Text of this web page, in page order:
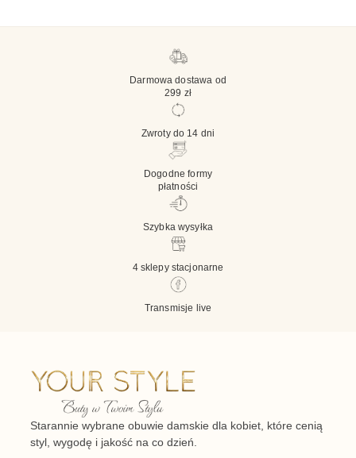
Darmowa dostawa od
299 zł
Zwroty do 14 dni
Dogodne formy
płatności
Szybka wysyłka
4 sklepy stacjonarne
Transmisje live
Starannie wybrane obuwie damskie dla kobiet, które cenią
styl, wygodę i jakość na co dzień.